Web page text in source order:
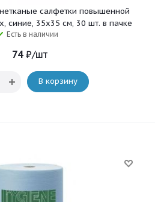
салфетки повышенной
синие, 35x35 см, 30 шт. в пачке
Есть в наличии
74₽/шт
В корзину